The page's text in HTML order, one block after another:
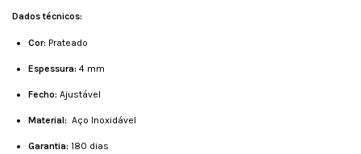
Dados técnicos:
Cor: Prateado
Espessura: 4 mm
Fecho: Ajustável
Material: Aço Inoxidável
Garantia: 180 dias